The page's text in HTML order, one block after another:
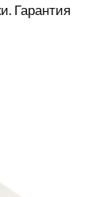
Гарантия